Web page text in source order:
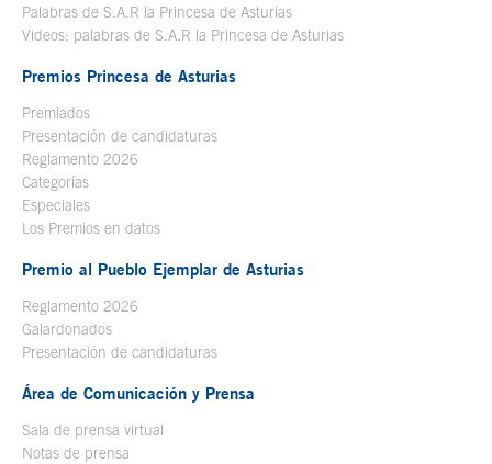
Palabras de S.A.R la Princesa de Asturias
Videos: palabras de S.A.R la Princesa de Asturias
Premios Princesa de Asturias
Premiados
Presentación de candidaturas
Reglamento 2026
Categorías
Especiales
Los Premios en datos
Premio al Pueblo Ejemplar de Asturias
Reglamento 2026
Galardonados
Presentación de candidaturas
Área de Comunicación y Prensa
Sala de prensa virtual
Notas de prensa